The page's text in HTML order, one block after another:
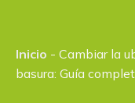
Inicio - Cambiar la
basura: Guía